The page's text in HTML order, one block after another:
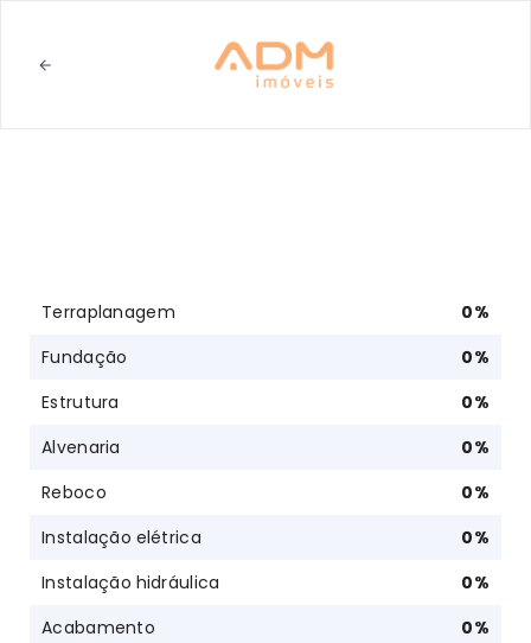
Terraplanagem 0%
Fundação
0%
Estrutura
0%
Alvenaria
0%
Reboco
0%
Instalação elétrica
0%
Instalação hidráulica
0%
Acabamento
0%